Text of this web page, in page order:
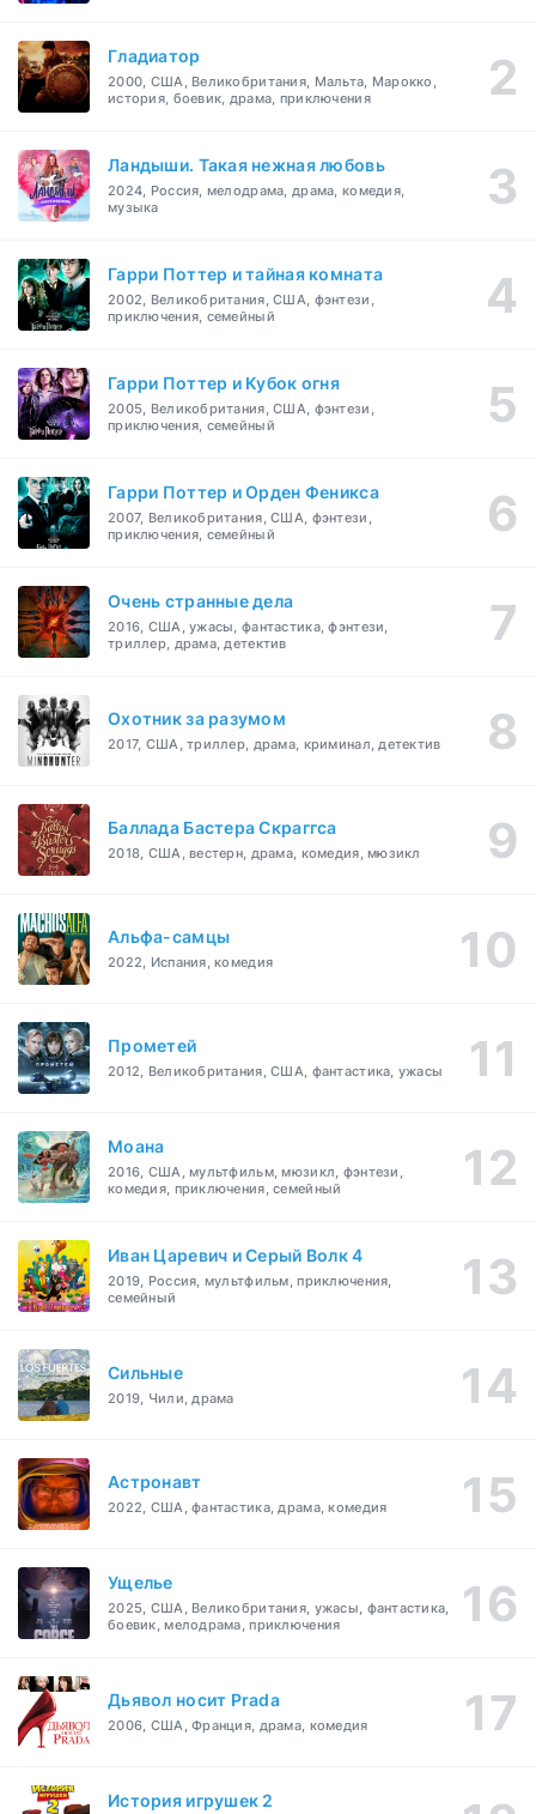
Гладиатор
2000, США, Великобритания, Мальта, Марокко,
история, боевик, драма, приключения
Ландыши. Такая нежная любовь
2024, Россия, мелодрама, драма, комедия,
музыка
Гарри Поттер и тайная комната
2002, Великобритания, США, фэнтези,
приключения, семейный
Гарри Поттер и Кубок огня
2005, Великобритания, США, фэнтези,
приключения, семейный
Гарри Поттер и Орден Феникса
2007, Великобритания, США, фэнтези,
приключения, семейный
Очень странные дела
2016, США, ужасы, фантастика, фэнтези,
триллер, драма, детектив
Охотник за разумом
2017, США, триллер, драма, криминал, детектив
Баллада Бастера Скраггса
2018, США, вестерн, драма, комедия, мюзикл
Альфа-самцы
2022, Испания, комедия
Прометей
2012, Великобритания, США, фантастика, ужасы
Моана
2016, США, мультфильм, мюзикл, фэнтези,
комедия, приключения, семейный
Иван Царевич и Серый Волк 4
2019, Россия, мультфильм, приключения,
семейный
Сильные
2019, Чили, драма
Астронавт
2022, США, фантастика, драма, комедия
Ущелье
2025, США, Великобритания, ужасы, фантастика,
боевик, мелодрама, приключения
Дьявол носит Prada
2006, США, Франция, драма, комедия
История игрушек 2